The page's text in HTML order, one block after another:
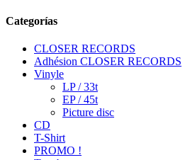
Categorías
CLOSER RECORDS
Adhésion CLOSER RECORDS
Vinyle
LP / 33t
EP / 45t
Picture disc
CD
T-Shirt
PROMO !